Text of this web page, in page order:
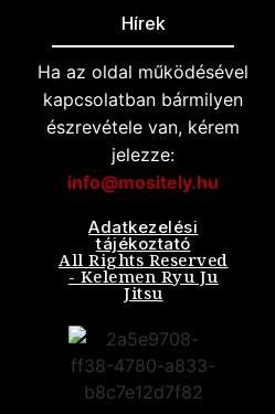
Hírek
Ha az oldal működésével
kapcsolatban bármilyen
észrevétele van, kérem
jelezze:
info@mositely.hu
Adatkezelési
tájékoztató
All Rights Reserved
- Kelemen Ryu Ju
Jitsu